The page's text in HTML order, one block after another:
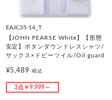
EAJC35-14_T
【JOHN PEARSE White】【形態
安定】ボタンダウンドレスシャツ/
サックス×ドビーツイル/Oil guard
¥5,489税込
3点￥9,999～